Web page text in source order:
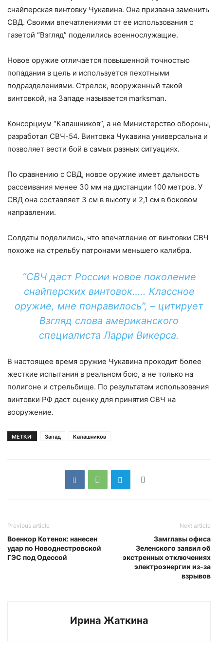
снайперская винтовку Чукавина. Она призвана заменить
СВД. Своими впечатлениями от ее использования с
газетой “Взгляд” поделились военнослужащие.
Новое оружие отличается повышенной точностью
попадания в цель и используется пехотными
подразделениями. Стрелок, вооруженный такой
винтовкой, на Западе называется marksman.
Консорциум “Калашников”, а не Министерство обороны,
разработал СВЧ-54. Винтовка Чукавина универсальна и
позволяет вести бой в самых разных ситуациях.
По сравнению с СВД, новое оружие имеет дальность
рассеивания менее 30 мм на дистанции 100 метров. У
СВД она составляет 3 см в высоту и 2,1 см в боковом
направлении.
Солдаты поделились, что впечатление от винтовки СВЧ
похоже на стрельбу патронами меньшего калибра.
“СВЧ даст России новое поколение
снайперских винтовок….. Классное
оружие, мне понравилось”, – цитирует
Взгляд слова американского
специалиста Ларри Викерса.
В настоящее время оружие Чукавина проходит более
жесткие испытания в реальном бою, а не только на
полигоне и стрельбище. По результатам использования
винтовки РФ даст оценку для принятия СВЧ на
вооружение.
МЕТКИ: Запад Калашников
Previous article
Военкор Котенок: нанесен
удар по Новоднестровской
ГЭС под Одессой
Next article
Замглавы офиса
Зеленского заявил об
экстренных отключениях
электроэнергии из-за
взрывов
Ирина Жаткина